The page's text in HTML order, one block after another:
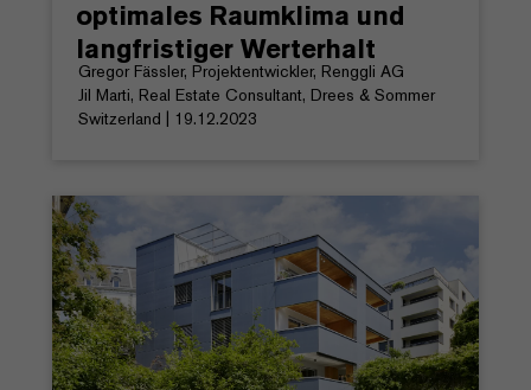
optimales Raumklima und
langfristiger Werterhalt
Gregor Fässler, Projektentwickler, Renggli AG
Jil Marti, Real Estate Consultant, Drees & Sommer
Switzerland | 19.12.2023